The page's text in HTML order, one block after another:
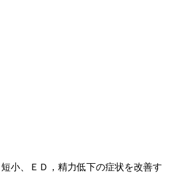
小、ＥＤ，精力低下の症状を改善す